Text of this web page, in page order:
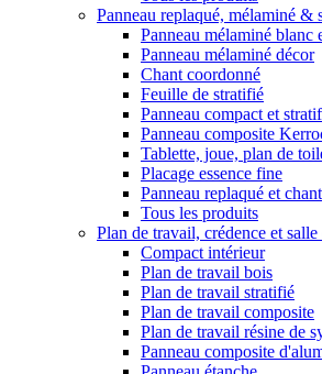
Panneau replaqué, mélaminé &
Panneau mélaminé blanc
Panneau mélaminé décor
Chant coordonné
Feuille de stratifié
Panneau compact et
Panneau composite
Tablette, joue, plan de
Placage essence fine
Panneau replaqué et chant
Tous les produits
Plan de travail, crédence et salle
Compact intérieur
Plan de travail bois
Plan de travail stratifié
Plan de travail composite
Plan de travail résine de
Panneau composite